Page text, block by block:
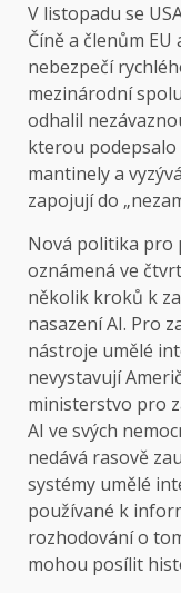
V listopadu se
Číně a členům
nebezpečí
mezinárodní
odhalil
kterou podepsalo
mantinely a
zapojují do
Nová politika pro
oznámená ve
několik kroků k
nasazení AI. Pro
nástroje umělé
nevystavují
ministerstvo pro
AI ve svých
nedává rasově
systémy umělé
používané k
rozhodování o
mohou posílit